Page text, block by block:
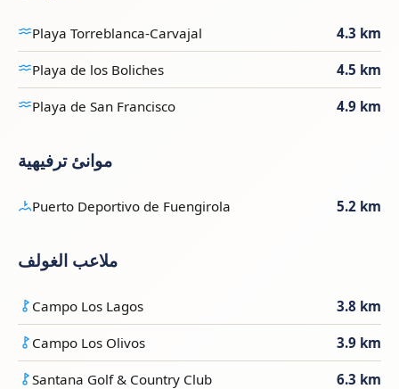
Playa Torreblanca-Carvajal 4.3 km
Playa de los Boliches 4.5 km
Playa de San Francisco 4.9 km
موانئ ترفيهية
Puerto Deportivo de Fuengirola 5.2 km
ملاعب الغولف
Campo Los Lagos 3.8 km
Campo Los Olivos 3.9 km
Santana Golf & Country Club 6.3 km